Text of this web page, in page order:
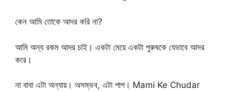
কেন আমি তোকে আদর করি না?
আমি অন্য রকম আদর চাই। একটা মেয়ে একটা পুরুষকে যেভাবে আদর
করে।
না বাবা এটা অন্যায়। অসম্ভব, এটা পাপ। Mami Ke Chudar